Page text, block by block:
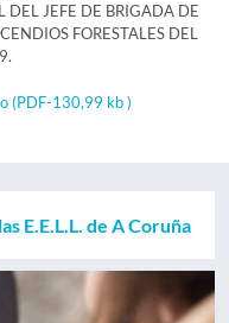
DEL JEFE DE BRIGADA DE
FORESTALES DEL
(PDF-130,99 kb )
E.E.L.L. de A Coruña